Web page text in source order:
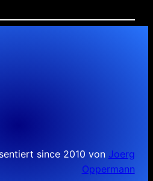
since 2010 von Joerg
Oppermann